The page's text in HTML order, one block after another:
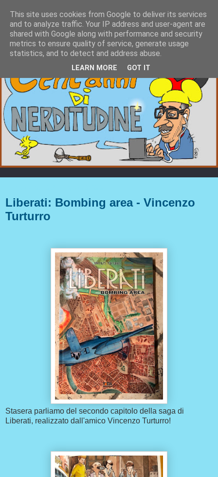
Liberati: Bombing area - Vincenzo
Turturro
Stasera parliamo del secondo capitolo della saga di
Liberati, realizzato dall'amico Vincenzo Turturro!
This site uses cookies from Google to deliver its services
and to analyze traffic. Your IP address and user-agent are
shared with Google along with performance and security
metrics to ensure quality of service, generate usage
statistics, and to detect and address abuse.
LEARN MORE GOT IT